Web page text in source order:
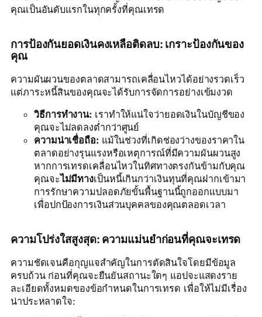
คุณเป็นอันดับแรกในทุกครั้งที่คุณเทรด
การป้องกันยอดเงินคงเหลือติดลบ: เกราะป้องกันของ
คุณ
ความผันผวนของตลาดสามารถเคลื่อนไหวได้อย่างรวดเร็ว
แต่ภาระหนี้สินของคุณจะได้รับการจัดการอย่างเข้มงวด
วิธีการทำงาน: เราทำให้แน่ใจว่ายอดเงินในบัญชีของ
คุณจะไม่ลดลงต่ำกว่าศูนย์
ความน่าเชื่อถือ: แม้ในช่วงที่เกิดช่องว่างของราคาใน
ตลาดอย่างรุนแรงหรือเหตุการณ์ที่มีความผันผวนสูง
หากการเทรดเคลื่อนไหวในทิศทางตรงกันข้ามกับคุณ
คุณจะไม่มีทางเป็นหนี้เกินกว่าเงินทุนที่คุณฝากเข้ามา
การรักษาความปลอดภัยขั้นพื้นฐานนี้ถูกออกแบบมา
เพื่อปกป้องการเงินส่วนบุคคลของคุณตลอดเวลา
ความโปร่งใสสูงสุด: ความแม่นยำก่อนที่คุณจะเทรด
ความชัดเจนคือกุญแจสำคัญในการตัดสินใจโดยมีข้อมูล
ครบถ้วน ก่อนที่คุณจะยืนยันสถานะใดๆ แอปจะแสดงราย
ละเอียดทั้งหมดของข้อกำหนดในการเทรด เพื่อให้ไม่มีเรื่อง
น่าประหลาดใจ: